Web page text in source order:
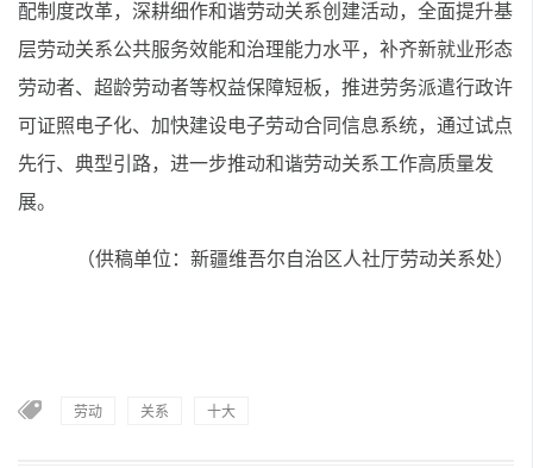
配制度改革，深耕细作和谐劳动关系创建活动，全面提升基
层劳动关系公共服务效能和治理能力水平，补齐新就业形态
劳动者、超龄劳动者等权益保障短板，推进劳务派遣行政许
可证照电子化、加快建设电子劳动合同信息系统，通过试点
先行、典型引路，进一步推动和谐劳动关系工作高质量发
展。
（供稿单位：新疆维吾尔自治区人社厅劳动关系处）
劳动 关系 十大